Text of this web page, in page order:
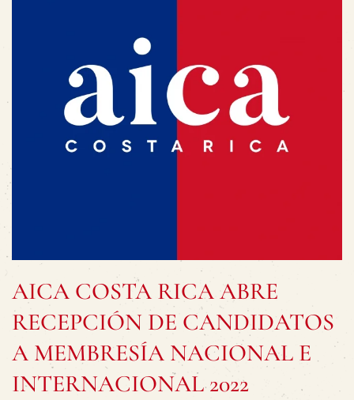
AICA COSTA RICA ABRE
RECEPCIÓN DE CANDIDATOS
A MEMBRESÍA NACIONAL E
INTERNACIONAL 2022